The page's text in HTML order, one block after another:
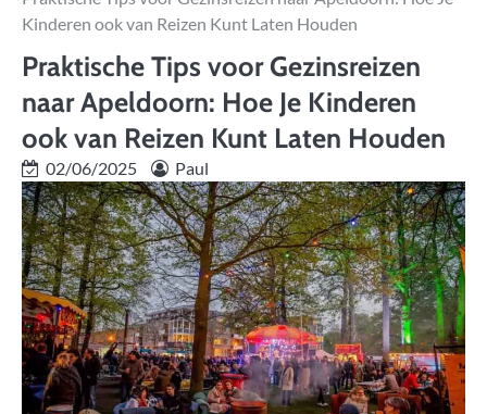
Kinderen ook van Reizen Kunt Laten Houden
Praktische Tips voor Gezinsreizen
naar Apeldoorn: Hoe Je Kinderen
ook van Reizen Kunt Laten Houden
02/06/2025 Paul